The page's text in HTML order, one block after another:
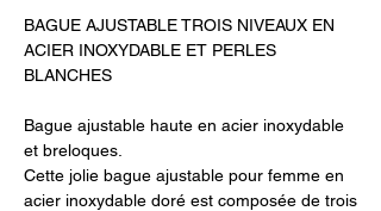
BAGUE AJUSTABLE TROIS NIVEAUX EN
ACIER INOXYDABLE ET PERLES
BLANCHES
Bague ajustable haute en acier inoxydable
et breloques.
Cette jolie bague ajustable pour femme en
acier inoxydable doré est composée de trois